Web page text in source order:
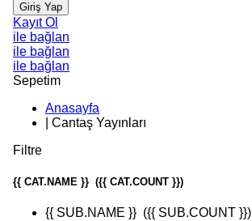
Giriş Yap
Kayıt Ol
ile bağlan
ile bağlan
ile bağlan
Sepetim
Anasayfa
Cantaş Yayınları
Filtre
{{ CAT.NAME }} ({{ CAT.COUNT }})
{{ SUB.NAME }} ({{ SUB.COUNT }})